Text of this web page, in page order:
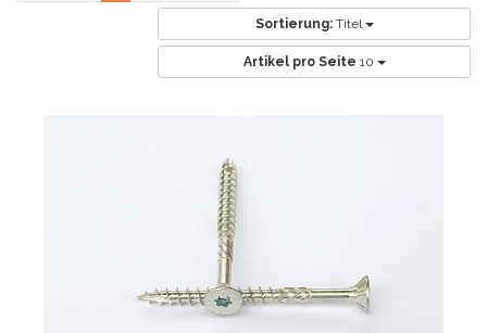
Sortierung: Titel
Artikel pro Seite 10